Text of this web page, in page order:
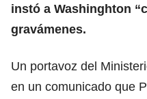
instó a Washinghton
gravámenes.
Un portavoz del
en un comunicado que